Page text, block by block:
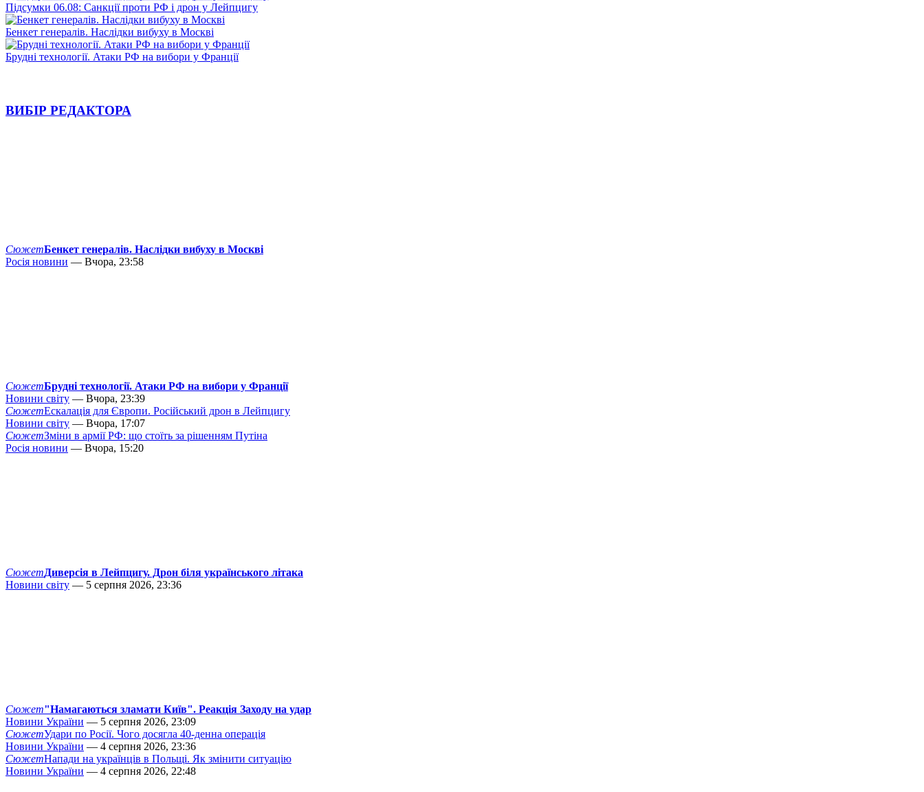
Підсумки 06.08: Санкції проти РФ і дрон у Лейпцигу
Бенкет генералів. Наслідки вибуху в Москві
Брудні технології. Атаки РФ на вибори у Франції
ВИБІР РЕДАКТОРА
СюжетБенкет генералів. Наслідки вибуху в Москві
Росія новини — Вчора, 23:58
СюжетБрудні технології. Атаки РФ на вибори у Франції
Новини світу — Вчора, 23:39
СюжетЕскалація для Європи. Російський дрон в Лейпцигу
Новини світу — Вчора, 17:07
СюжетЗміни в армії РФ: що стоїть за рішенням Путіна
Росія новини — Вчора, 15:20
СюжетДиверсія в Лейпцигу. Дрон біля українського літака
Новини світу — 5 серпня 2026, 23:36
Сюжет"Намагаються зламати Київ". Реакція Заходу на удар
Новини України — 5 серпня 2026, 23:09
СюжетУдари по Росії. Чого досягла 40-денна операція
Новини України — 4 серпня 2026, 23:36
СюжетНапади на українців в Польщі. Як змінити ситуацію
Новини України — 4 серпня 2026, 22:48